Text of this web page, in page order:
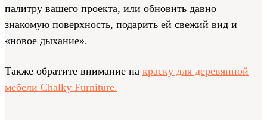
палитру вашего проекта, или обновить давно
знакомую поверхность, подарить ей свежий вид и
«новое дыхание».
Также обратите внимание на краску для деревянной
мебели Chalky Furniture.